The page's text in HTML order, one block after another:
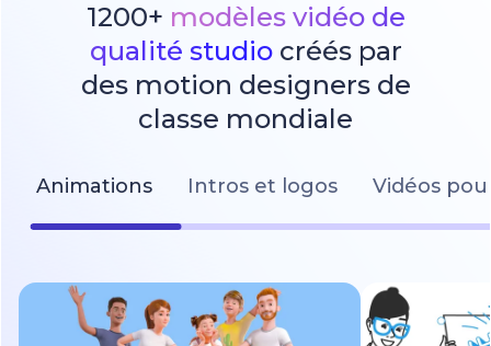
1200+ modèles vidéo de
qualité studiocréés par
des motion designers de
classe mondiale
Animations Intros et logos Vidéos